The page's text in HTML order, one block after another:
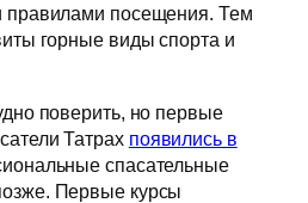
правилами посещения. Тем
горные виды спорта и
поверить, но первые
Татрах появились в
спасательные
Первые курсы